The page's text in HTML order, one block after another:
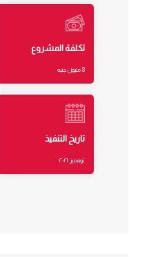
تكلفة المشروع
8 مليون جنيه
تاريخ التنفيذ
نوفمبر ٢٠٢١